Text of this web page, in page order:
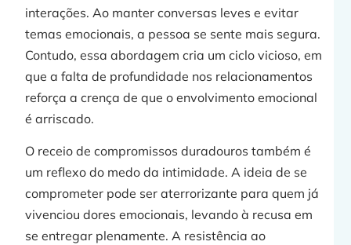
interações. Ao manter conversas leves e evitar
temas emocionais, a pessoa se sente mais segura.
Contudo, essa abordagem cria um ciclo vicioso, em
que a falta de profundidade nos relacionamentos
reforça a crença de que o envolvimento emocional
é arriscado.
O receio de compromissos duradouros também é
um reflexo do medo da intimidade. A ideia de se
comprometer pode ser aterrorizante para quem já
vivenciou dores emocionais, levando à recusa em
se entregar plenamente. A resistência ao